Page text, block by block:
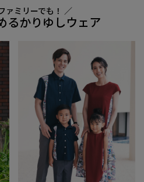
ァミリーでも！ ／
るかりゆしウェア